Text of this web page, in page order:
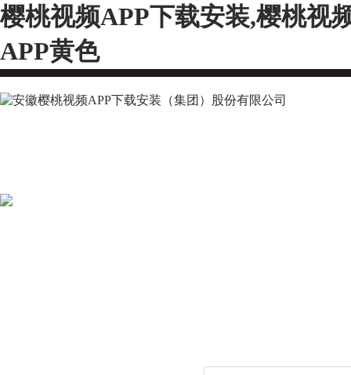
樱桃视频APP下载安装,樱桃视
APP黄色